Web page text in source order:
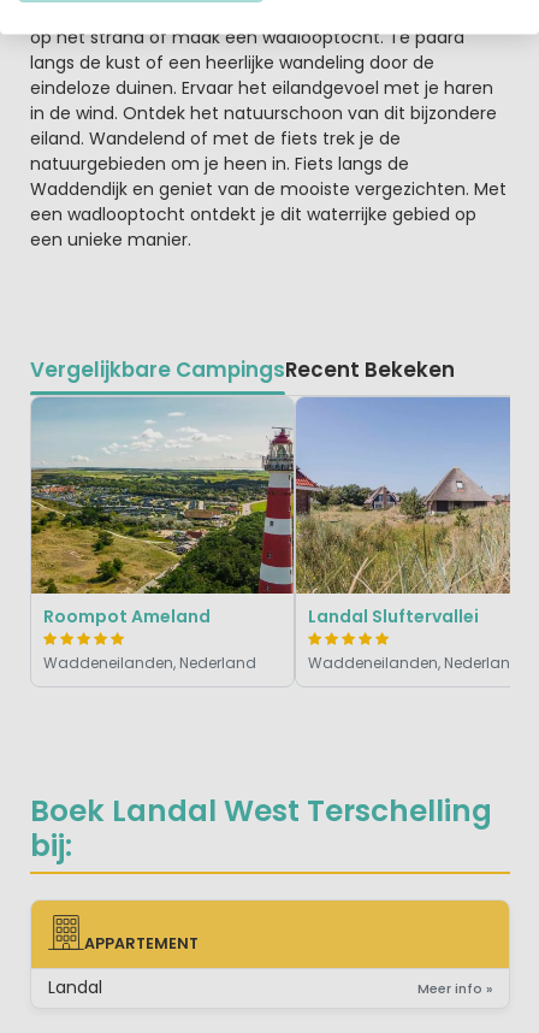
Boek Landal West Terschelling
bij:
APPARTEMENT
APPARTEMENT
Landal Meer info »
op het strand of maak een wadlooptocht. Te paard
langs de kust of een heerlijke wandeling door de
eindeloze duinen. Ervaar het eilandgevoel met je haren
in de wind. Ontdek het natuurschoon van dit bijzondere
eiland. Wandelend of met de fiets trek je de
natuurgebieden om je heen in. Fiets langs de
Waddendijk en geniet van de mooiste vergezichten. Met
een wadlooptocht ontdekt je dit waterrijke gebied op
een unieke manier.
Vergelijkbare CampingsRecent Bekeken
Roompot Ameland
Waddeneilanden, Nederland
Landal Sluftervallei
Waddeneilanden, Nederland